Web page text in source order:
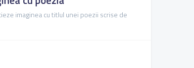
imaginea cu titlul unei poezii scrise de